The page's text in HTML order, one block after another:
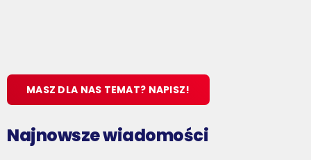
MASZ DLA NAS TEMAT? NAPISZ!
Najnowsze wiadomości